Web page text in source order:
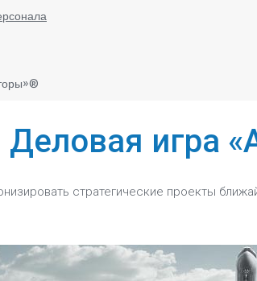
игра
стратегические проекты